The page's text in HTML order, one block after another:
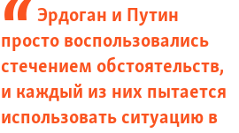
Эрдоган и Путин
просто воспользовались
стечением обстоятельств,
и каждый из них пытается
использовать ситуацию в